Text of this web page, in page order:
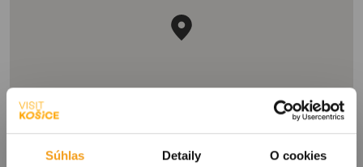
Súhlas Detaily O cookies